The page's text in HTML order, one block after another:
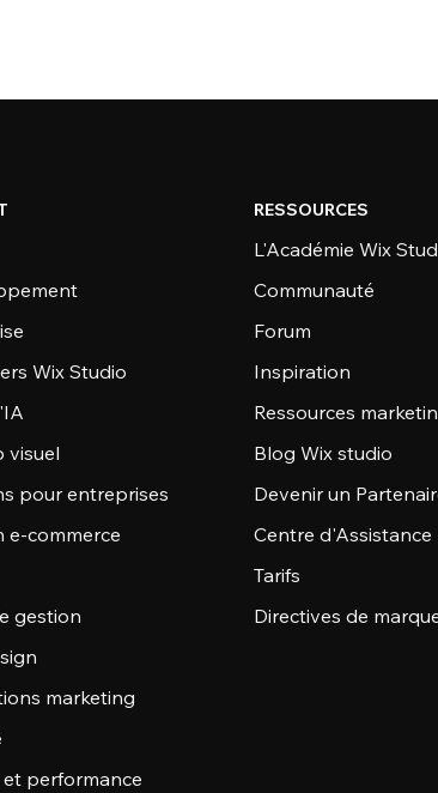
Wix Studio
visuel
pour entreprises
e-commerce
gestion
marketing
et performance
RESSOURCES
L'Académie Wix
Communauté
Forum
Inspiration
Ressources
Blog Wix studio
Devenir un
Centre d'Assistance
Tarifs
Directives de